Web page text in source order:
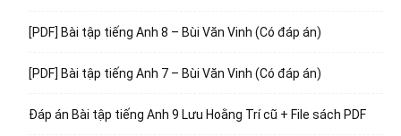
[PDF] Bài tập tiếng Anh 8 – Bùi Văn Vinh (Có đáp án)
[PDF] Bài tập tiếng Anh 7 – Bùi Văn Vinh (Có đáp án)
Đáp án Bài tập tiếng Anh 9 Lưu Hoằng Trí cũ + File sách PDF